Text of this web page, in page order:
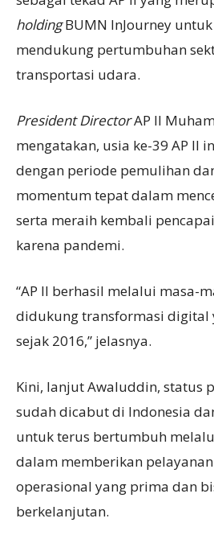
holdingBUMN InJourney
mendukung pertumbuhan
transportasi udara.
President DirectorAP II
mengatakan, usia ke-39 AP II
dengan periode pemulihan
momentum tepat dalam
serta meraih kembali
karena pandemi.
“AP II berhasil melalui masa-
didukung transformasi digital
sejak 2016,” jelasnya.
Kini, lanjut Awaluddin, status
sudah dicabut di Indonesia
untuk terus bertumbuh
dalam memberikan
operasional yang prima dan
berkelanjutan.